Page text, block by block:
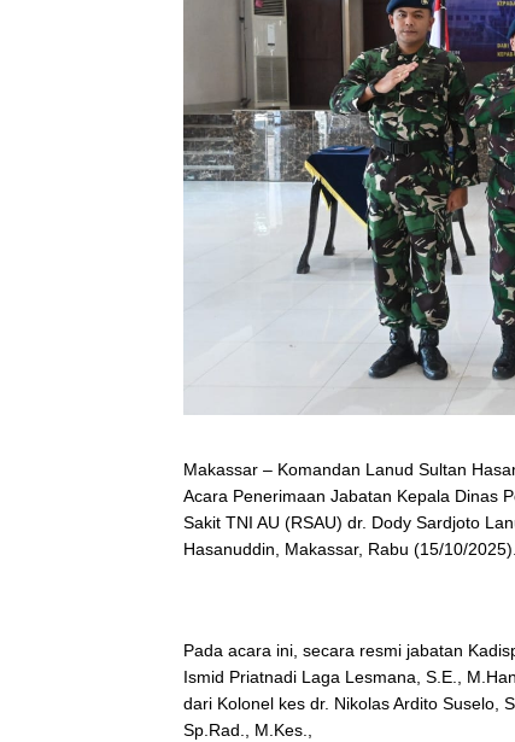
Makassar – Komandan Lanud Sultan
Acara Penerimaan Jabatan Kepala Dinas
Sakit TNI AU (RSAU) dr. Dody Sardjoto
Hasanuddin, Makassar, Rabu (15/10/2025).
Pada acara ini, secara resmi jabatan
Ismid Priatnadi Laga Lesmana, S.E.,
dari Kolonel kes dr. Nikolas Ardito Suselo,
Sp.Rad., M.Kes.,